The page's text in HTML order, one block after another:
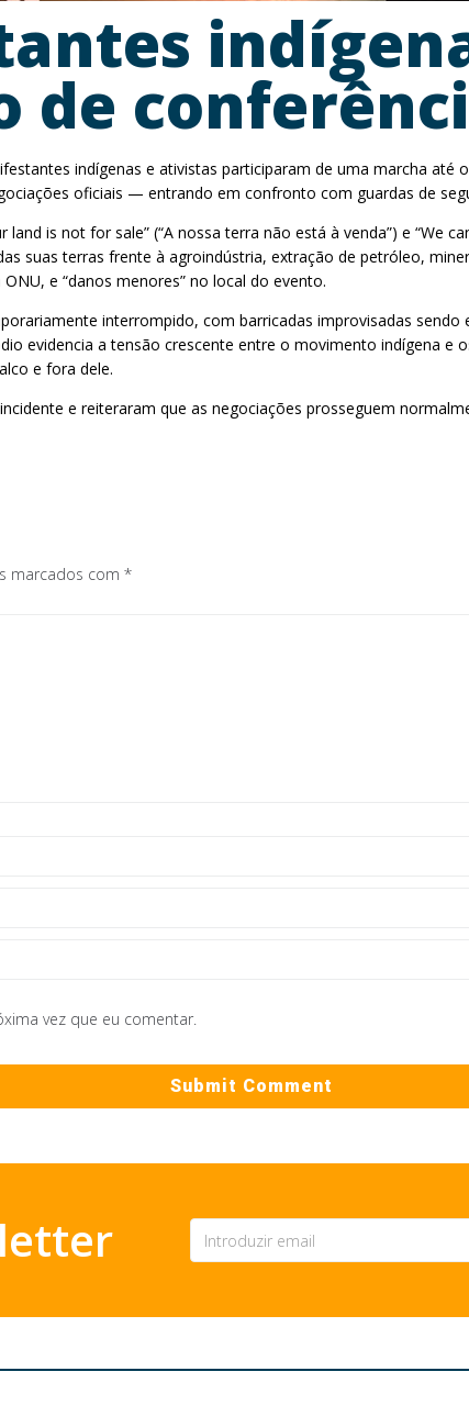
indígenas e ativistas participaram de uma marcha até
oficiais — entrando em confronto com guardas de
is not for sale” (“A nossa terra não está à venda”) e “We
suas terras frente à agroindústria, extração de petróleo,
e “danos menores” no local do evento.
interrompido, com barricadas improvisadas
evidencia a tensão crescente entre o movimento indígena
e fora dele.
e reiteraram que as negociações prosseguem
marcados com *
vez que eu comentar.